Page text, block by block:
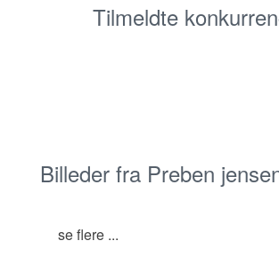
Tilmeldte
Billeder fra Preben
se flere ...